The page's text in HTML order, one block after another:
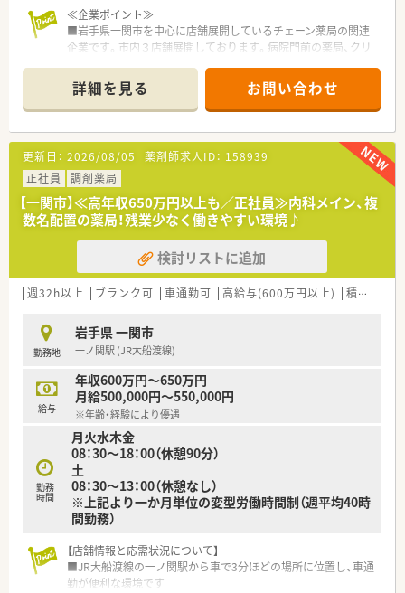
≪企業ポイント≫
■岩手県一関市を中心に店舗展開しているチェーン薬局の関連
企業です。市内３店舗展開しております。病院門前の薬局、クリ
■同社の年齢層は30代～40代の方が中心で活気のある雰囲気で
す。後発医薬品の推奨、在宅対応など新しいことへ積極的に対応
しております。
■薬剤師会、医師会との連携がしっかりできている会社です。調
剤薬局としての地域の役割を社員一人一人に理解してもらいな
がら、やりがいを感じられる現場づくりをされています。
■社員は男女比が半々。各店舗近いエリアに出店しております
ので、横のつながり、連携もできています。お休みの取りやすさ
にもつながっており、定着率がよく、腰を据えて働ける環境で
す。
≪薬局の特徴≫
複数科目応需しており1日80枚ほどの外来処方箋の対応を行っ
ています。そのほか在宅医療も実施している店舗です。定時でき
がしっかりできている職場環境でもあります。
≪こんな方におススメ≫
★転居を伴う異動がなく、地域に根差した薬局で働きたい方
★若手でスキルに不安があり、しっかり教えてくれる会社で働き
たい方
★ヘルプ対応に抵抗がない方
★頑張った分だけ給与を受け取りたい方
詳細を見る お問い合わせ
更新日： 2026/08/05 薬剤師求人ID： 158939
正社員
調剤薬局
【一関市】≪高年収650万円以上も／正社員≫内科メイン、複
数名配置の薬局！残業少なく働きやすい環境♪
検討リストに追加
週32h以上 ブランク可 車通勤可 高給与(600万円以上) 積雪あり
勤務地
岩手県 一関市
一ノ関駅 (JR大船渡線)
給与
年収600万円～650万円
月給500,000円～550,000円
※年齢・経験により優遇
勤務
時間
月火水木金
08：30～18：00（休憩90分）
土
08：30～13：00（休憩なし）
※上記より一か月単位の変型労働時間制（週平均40時
間勤務）
【店舗情報と応需状況について】
■JR大船渡線の一ノ関駅から車で3分ほどの場所に位置し、車通
勤が便利な環境です